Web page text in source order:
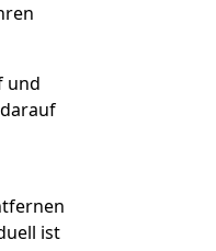
und
ist